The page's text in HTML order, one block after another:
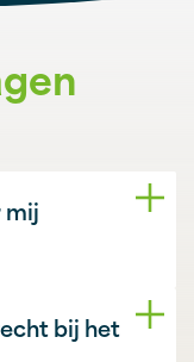
mij
bij het